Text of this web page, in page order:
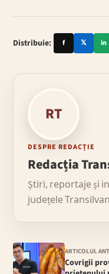
Distribuie: f 𝕏 in
RT
DESPRE REDACȚIE
Redacția
Știri, reportaje și
județele
ARTICOLUL
Covrigii